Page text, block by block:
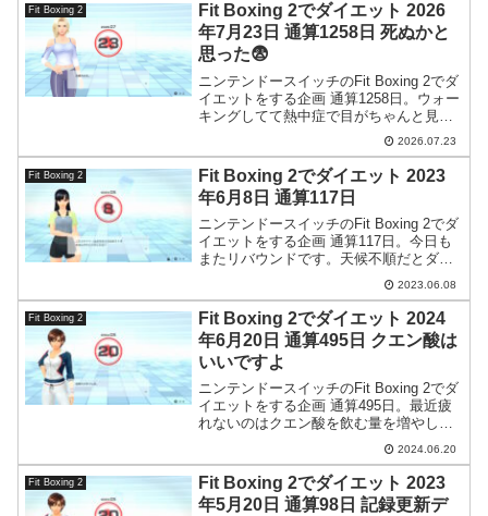
Fit Boxing 2
Fit Boxing 2でダイエット 2026
年7月23日 通算1258日 死ぬかと
思った😨
ニンテンドースイッチのFit Boxing 2でダ
イエットをする企画 通算1258日。ウォー
キングしてて熱中症で目がちゃんと見え
なくなりました。かなり焦りました。も
2026.07.23
Fit Boxing 2
Fit Boxing 2でダイエット 2023
年6月8日 通算117日
ニンテンドースイッチのFit Boxing 2でダ
イエットをする企画 通算117日。今日も
またリバウンドです。天候不順だとダイ
エットのリズムも狂いますね。 2023.06.08
Fit Boxing 2
Fit Boxing 2でダイエット 2024
年6月20日 通算495日 クエン酸は
いいですよ
ニンテンドースイッチのFit Boxing 2でダ
イエットをする企画 通算495日。最近疲
れないのはクエン酸を飲む量を増やした
2024.06.20
Fit Boxing 2
Fit Boxing 2でダイエット 2023
年5月20日 通算98日 記録更新デ